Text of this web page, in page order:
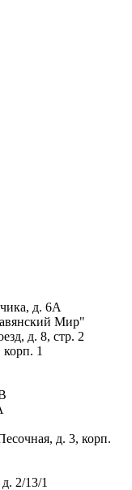
д. 6А
Мир"
д. 8, стр. 2
1
д. 3, корп.
2/13/1